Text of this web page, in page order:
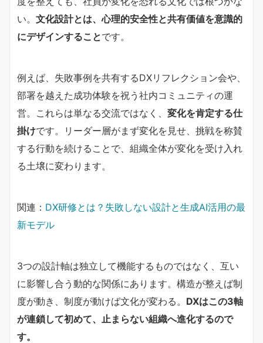
い。 文化設計とは、心理的安全性と共有価値を意識的
にデザインすることです。
例えば、失敗事例を共有するDXリフレクション会や、
部署を越えた成功体験を祝う社内コミュニティの運
営。これらは単なる交流ではなく、 変化を肯定する仕
掛けです。リーダー層がまず変化を見せ、挑戦を称賛
する行動を続けることで、組織全体が変化を受け入れ
る土壌に変わります。
関連： DX研修とは？失敗しない設計と生成AI活用の最
新モデル
3つの設計軸は独立して機能するものではなく、互い
に影響し合う動的な関係にあります。構造が整えば制
度が動き、制度が動けば文化が変わる。 DXはこの3軸
が連鎖して初めて、止まらない組織へ進化するので
す。